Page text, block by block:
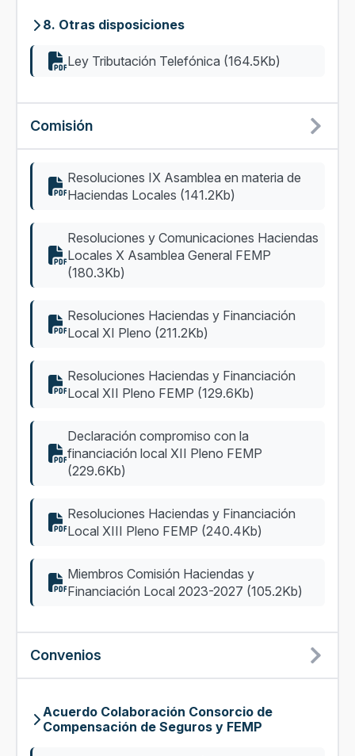
8. Otras disposiciones
Ley Tributación Telefónica (164.5Kb)
Comisión
Resoluciones IX Asamblea en materia de
Haciendas Locales (141.2Kb)
Resoluciones y Comunicaciones Haciendas
Locales X Asamblea General FEMP
(180.3Kb)
Resoluciones Haciendas y Financiación
Local XI Pleno (211.2Kb)
Resoluciones Haciendas y Financiación
Local XII Pleno FEMP (129.6Kb)
Declaración compromiso con la
financiación local XII Pleno FEMP
(229.6Kb)
Resoluciones Haciendas y Financiación
Local XIII Pleno FEMP (240.4Kb)
Miembros Comisión Haciendas y
Financiación Local 2023-2027 (105.2Kb)
Convenios
Acuerdo Colaboración Consorcio de
Compensación de Seguros y FEMP